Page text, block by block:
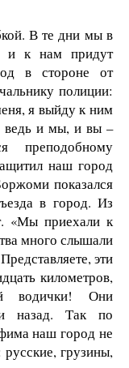
В те дни мы в
и к нам придут
в стороне от
полиции:
я выйду к ним
ведь и мы, и вы –
преподобному
наш город
показался
в город. Из
«Мы приехали к
много слышали
эти
километров,
водички! Они
назад. Так по
наш город не
грузины,